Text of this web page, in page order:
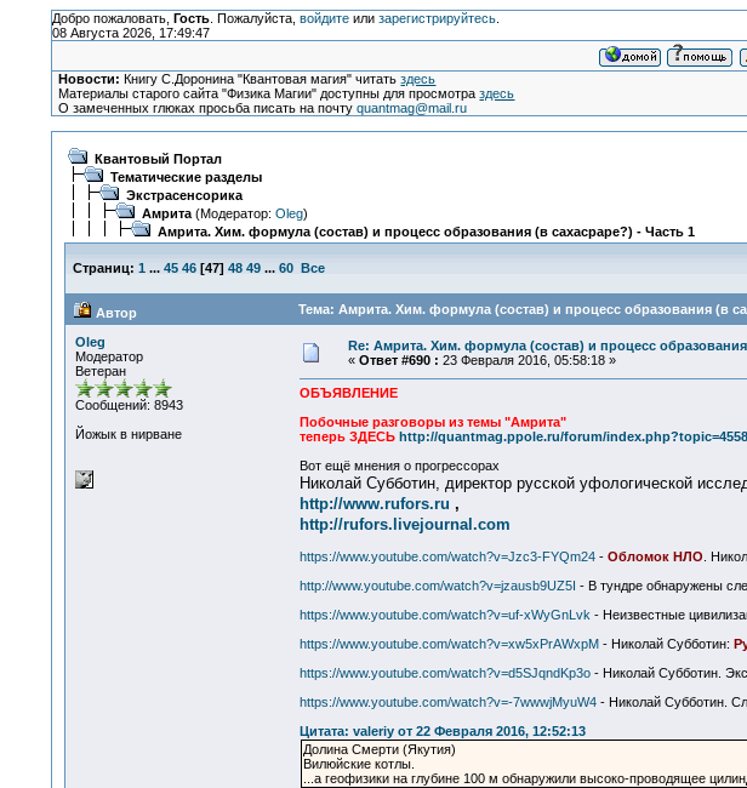
Добро пожаловать, Гость. Пожалуйста, войдитеили зарегистрируйтесь.
08 Августа 2026, 17:49:47
Новости: Книгу С.Доронина "Квантовая магия" читатьздесь
Материалы старого сайта "Физика Магии" доступны для просмотраздесь
О замеченных глюках просьба писать на почтуquantmag@mail.ru
Квантовый Портал
Тематические разделы
Экстрасенсорика
Амрита(Модератор: Oleg)
Амрита. Хим. формула (состав) и процесс образования (в сахасраре?) - Часть 1
Страниц: 1 ... 45 46[47] 48 49 ... 60 Все
Автор Тема: Амрита. Хим. формула (состав) и процесс образования (в
Oleg
Модератор
Ветеран
Сообщений: 8943
Йожык в нирване
Re: Амрита. Хим. формула (состав) и процесс образования
« Ответ #690 : 23 Февраля 2016, 05:58:18 »
ОБЪЯВЛЕНИЕ
Побочные разговоры из темы "Амрита"
теперь ЗДЕСЬ http://quantmag.ppole.ru/forum/
Вот ещё мнения о прогрессорах
Николай Субботин, директор русской уфологической
http://www.rufors.ru ,
http://rufors.livejournal.com
https://www.youtube.com/watch?v=Jzc3-FYQm24- Обломок НЛО .
http://www.youtube.com/watch?v=jzausb9UZ5I - В тундре обнаружены
https://www.youtube.com/watch?v=uf-xWyGnLvk - Неизвестные
https://www.youtube.com/watch?v=xw5xPrAWxpM - Николай Субботин:
https://www.youtube.com/watch?v=d5SJqndKp3o- Николай Субботин.
https://www.youtube.com/watch?v=-7wwwjMyuW4- Николай Субботин.
Цитата: valeriy от 22 Февраля 2016, 12:52:13
Долина Смерти (Якутия)
Вилюйские котлы.
...а геофизики на глубине 100 м обнаружили высоко-проводящее